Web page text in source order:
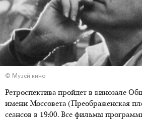
© Музей кино
Ретроспектива пройдет в кинозале
имени Моссовета (Преображенская
сеансов в 19:00. Все фильмы